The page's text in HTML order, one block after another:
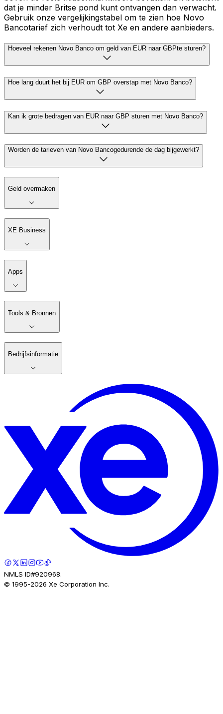
dat je minder Britse pond kunt ontvangen dan verwacht.
Gebruik onze vergelijkingstabel om te zien hoe Novo
Bancotarief zich verhoudt tot Xe en andere aanbieders.
Hoeveel rekenen Novo Banco om geld van EUR naar GBPte sturen?
Hoe lang duurt het bij EUR om GBP overstap met Novo Banco?
Kan ik grote bedragen van EUR naar GBP sturen met Novo Banco?
Worden de tarieven van Novo Bancogedurende de dag bijgewerkt?
Geld overmaken
XE Business
Apps
Tools & Bronnen
Bedrijfsinformatie
NMLS ID#920968.
© 1995-2026 Xe Corporation Inc.